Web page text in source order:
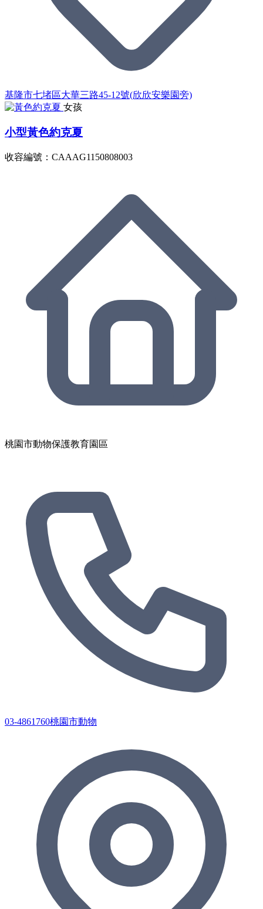
基隆市七堵區大華三路45-12號(欣欣安樂園旁)
女孩
小型黃色約克夏
收容編號：CAAAG1150808003
桃園市動物保護教育園區
03-4861760桃園市動物